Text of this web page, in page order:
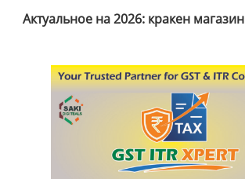
Актуальное на 2026: кракен магазин